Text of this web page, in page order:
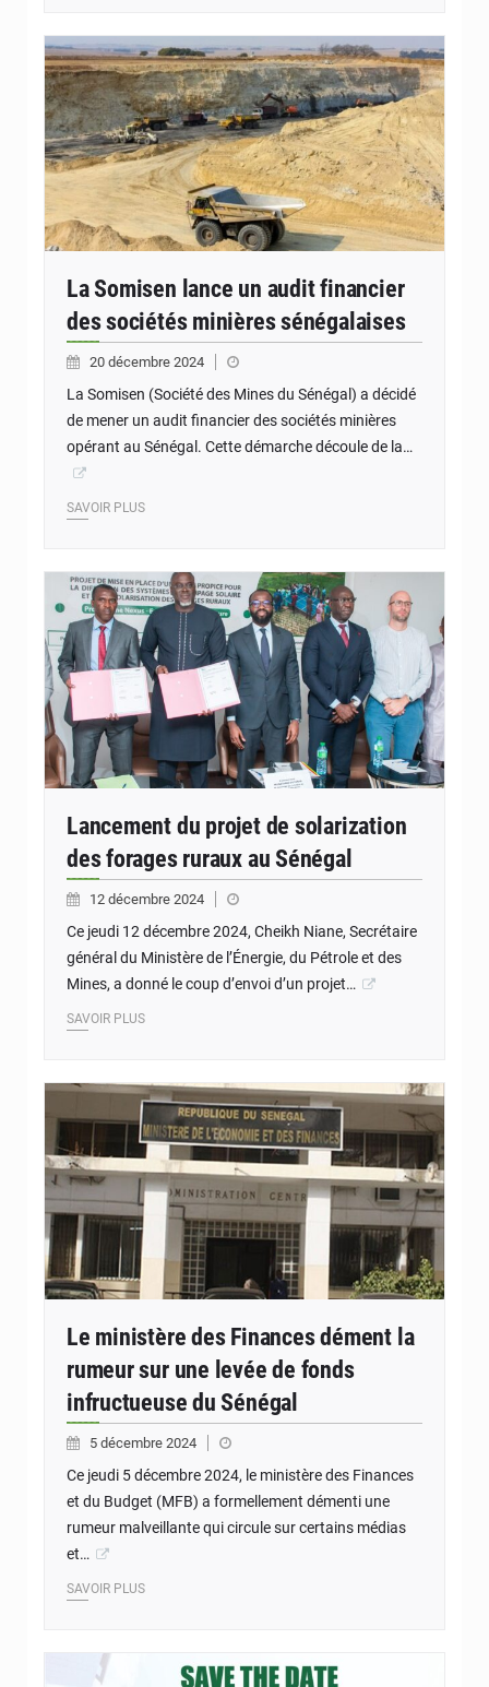
La Somisen lance un audit financier
des sociétés minières sénégalaises
20 décembre 2024
La Somisen (Société des Mines du Sénégal) a décidé
de mener un audit financier des sociétés minières
opérant au Sénégal. Cette démarche découle de la…
SAVOIR PLUS
Lancement du projet de solarization
des forages ruraux au Sénégal
12 décembre 2024
Ce jeudi 12 décembre 2024, Cheikh Niane, Secrétaire
général du Ministère de l’Énergie, du Pétrole et des
Mines, a donné le coup d’envoi d’un projet…
SAVOIR PLUS
Le ministère des Finances dément la
rumeur sur une levée de fonds
infructueuse du Sénégal
5 décembre 2024
Ce jeudi 5 décembre 2024, le ministère des Finances
et du Budget (MFB) a formellement démenti une
rumeur malveillante qui circule sur certains médias
et…
SAVOIR PLUS